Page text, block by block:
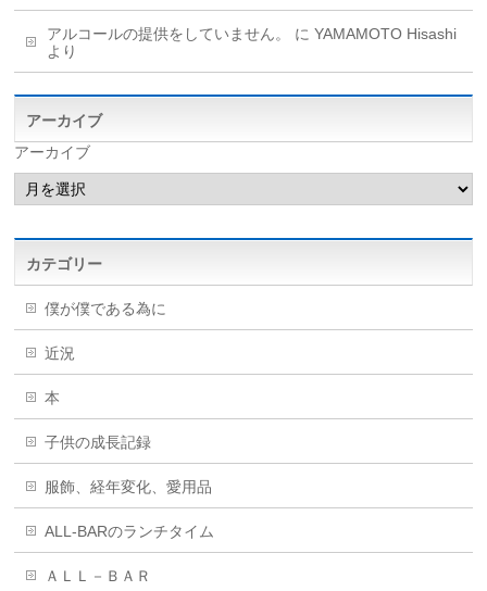
アルコールの提供をしていません。 にYAMAMOTO Hisashi
より
アーカイブ
アーカイブ
カテゴリー
僕が僕である為に
近況
本
子供の成長記録
服飾、経年変化、愛用品
ALL-BARのランチタイム
ＡＬＬ－ＢＡＲ